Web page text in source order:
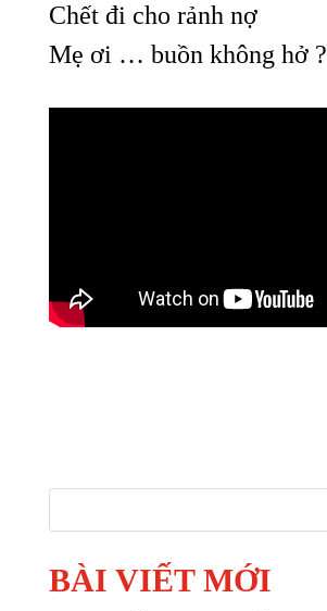
Chết đi cho rảnh nợ
Mẹ ơi … buồn không hở ?
BÀI VIẾT MỚI